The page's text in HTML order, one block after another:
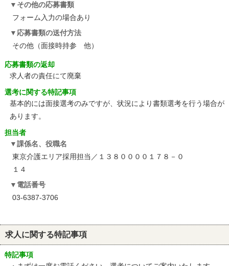
その他の応募書類
フォーム入力の場合あり
応募書類の送付方法
その他（面接時持参 他）
応募書類の返却
求人者の責任にて廃棄
選考に関する特記事項
基本的には面接選考のみですが、状況により書類選考を行う場合が
あります。
担当者
課係名、役職名
東京介護エリア採用担当／１３８００００１７８－０
１４
電話番号
03-6387-3706
求人に関する特記事項
特記事項